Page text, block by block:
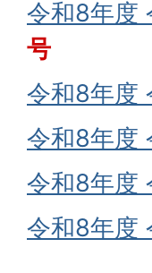
令和8年度
号
令和8年度
令和8年度
令和8年度
令和8年度